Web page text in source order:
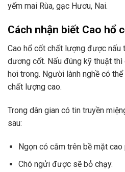
yếm mai Rùa, gạc Hươu, Nai.
Cách nhận biết Cao hổ
Cao hổ cốt chất lượng được nấu
dương cốt. Nấu đúng kỹ thuật
hơi trong. Người lành nghề có
chất lượng cao.
Trong dân gian có tin truyền
sau:
Ngọn cỏ cắm trên bề mặt cao
Chó ngửi được sẽ bỏ chạy.